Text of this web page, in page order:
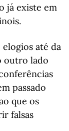
já existe em
até da
outro lado
passado
que os
falsas